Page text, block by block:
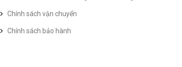
Chính sách vận chuyển
Chính sách bảo hành